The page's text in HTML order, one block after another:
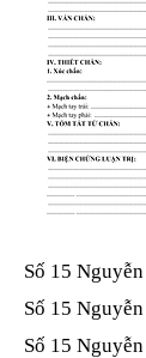
Số 15
Số 15
Số 15